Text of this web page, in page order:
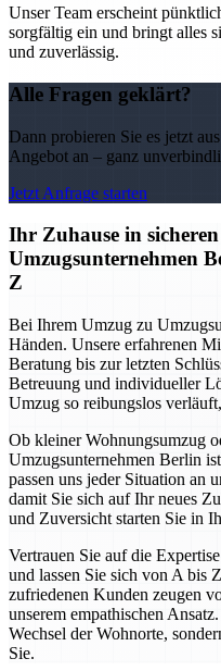
Unser Team erscheint
sorgfältig ein und bringt alles
und zuverlässig.
Alle Fragen geklärt?
Dann probieren Sie es jetzt
Angebot an – ganz
Jetzt Anfrage starten
Ihr Zuhause in
Umzugsunternehmen
Z
Bei Ihrem Umzug zu
Händen. Unsere erfahrenen
Beratung bis zur letzten
Betreuung und individueller
Umzug so reibungslos
Ob kleiner Wohnungsumzug
Umzugsunternehmen Berlin
passen uns jeder Situation an
damit Sie sich auf Ihr neues
und Zuversicht starten Sie in
Vertrauen Sie auf die
und lassen Sie sich von A bis
zufriedenen Kunden zeugen
unserem empathischen
Wechsel der Wohnorte,
Sie.